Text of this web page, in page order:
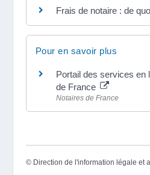
Frais de notaire : de
Pour en savoir plus
Portail des services en
de France
Notaires de France
© Direction de l'information légale et